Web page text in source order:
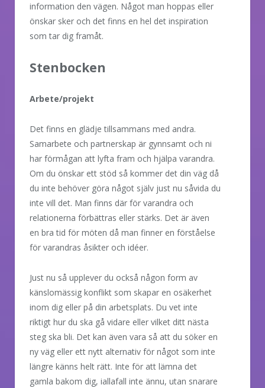
information den vägen. Något man hoppas eller
önskar sker och det finns en hel det inspiration
som tar dig framåt.
Stenbocken
Arbete/projekt
Det finns en glädje tillsammans med andra.
Samarbete och partnerskap är gynnsamt och ni
har förmågan att lyfta fram och hjälpa varandra.
Om du önskar ett stöd så kommer det din väg då
du inte behöver göra något själv just nu såvida du
inte vill det. Man finns där för varandra och
relationerna förbättras eller stärks. Det är även
en bra tid för möten då man finner en förståelse
för varandras åsikter och idéer.
Just nu så upplever du också någon form av
känslomässig konflikt som skapar en osäkerhet
inom dig eller på din arbetsplats. Du vet inte
riktigt hur du ska gå vidare eller vilket ditt nästa
steg ska bli. Det kan även vara så att du söker en
ny väg eller ett nytt alternativ för något som inte
längre känns helt rätt. Inte för att lämna det
gamla bakom dig, iallafall inte ännu, utan snarare